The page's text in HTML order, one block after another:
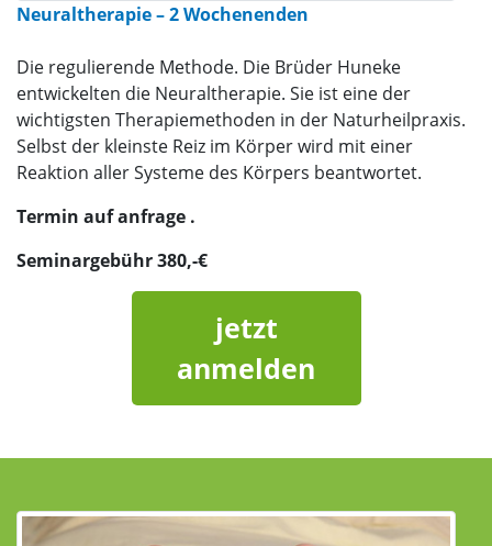
Neuraltherapie – 2 Wochenenden
Die regulierende Methode. Die Brüder Huneke
entwickelten die Neuraltherapie. Sie ist eine der
wichtigsten Therapiemethoden in der Naturheilpraxis.
Selbst der kleinste Reiz im Körper wird mit einer
Reaktion aller Systeme des Körpers beantwortet.
Termin auf anfrage .
Seminargebühr 380,-€
jetzt
anmelden